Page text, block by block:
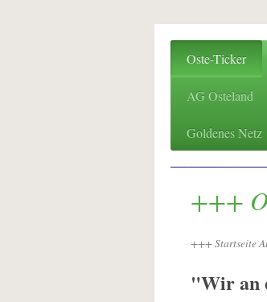
Oste-Ticker
AG Osteland
Goldenes Netz
+++
+++ Startseite
"Wir an